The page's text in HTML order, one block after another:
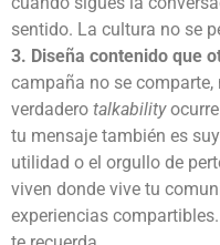
sentido. La cultura no se
3. Diseña contenido que
campaña no se comparte,
verdadero talkability
tu mensaje también es
utilidad o el orgullo de
viven donde vive tu
experiencias